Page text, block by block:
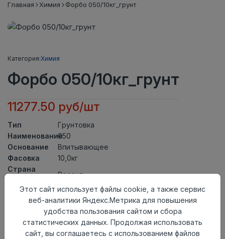
Главная Химия Форбо 050/10кг_грунт
Категория:Химия
Форбо 050/10кг_грунт
11277.50 руб/шт
Тип
Грунтовка
Наименование050
Основание
Впитывающее
Фасовка
10,0кг
Страна
Россия
Осталось21 шт
Добавить в корзину
Внимание! Внешний вид товара может отличаться от
Этот сайт использует файлы cookie, а также сервис
веб-аналитики Яндекс.Метрика для повышения
удобства пользования сайтом и сбора
статистических данных. Продолжая использовать
сайт, вы соглашаетесь с использованием файлов